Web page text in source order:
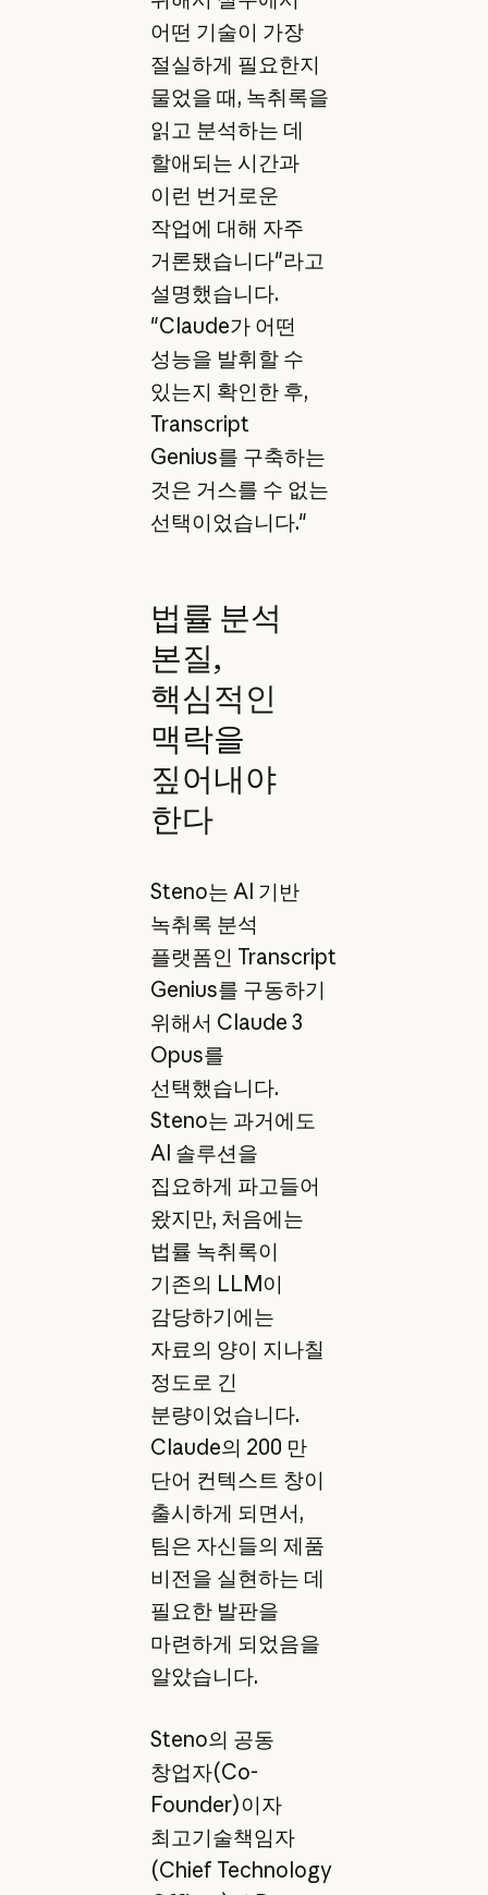
어떤 기술이 가장
절실하게 필요한지
물었을 때, 녹취록을
읽고 분석하는 데
할애되는 시간과
이런 번거로운
작업에 대해 자주
거론됐습니다"라고
설명했습니다.
"Claude가 어떤
성능을 발휘할 수
있는지 확인한 후,
Transcript
Genius를 구축하는
것은 거스를 수 없는
선택이었습니다."
법률 분석
본질,
핵심적인
맥락을
짚어내야
한다
Steno는 AI 기반
녹취록 분석
플랫폼인 Transcript
Genius를 구동하기
위해서 Claude 3
Opus를
선택했습니다.
Steno는 과거에도
AI 솔루션을
집요하게 파고들어
왔지만, 처음에는
법률 녹취록이
기존의 LLM이
감당하기에는
자료의 양이 지나칠
정도로 긴
분량이었습니다.
Claude의 200 만
단어 컨텍스트 창이
출시하게 되면서,
팀은 자신들의 제품
비전을 실현하는 데
필요한 발판을
마련하게 되었음을
알았습니다.
Steno의 공동
창업자(Co-
Founder)이자
최고기술책임자
(Chief Technology